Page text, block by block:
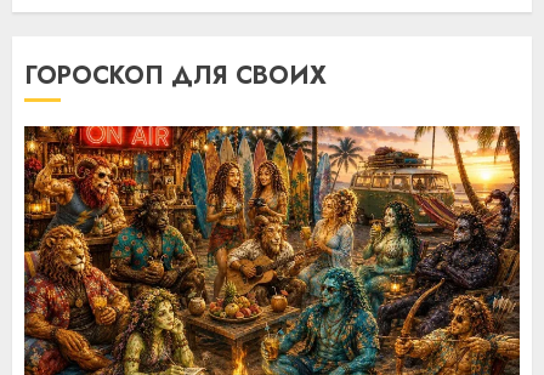
ГОРОСКОП ДЛЯ СВОИХ